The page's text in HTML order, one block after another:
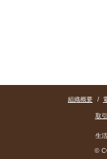
組織概要 /
取
生
©